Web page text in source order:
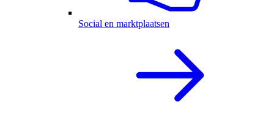
Social en marktplaatsen